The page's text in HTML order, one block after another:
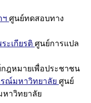
ฯ ศูนย์ทดสอบทาง
ะเกียรติ ศูนย์การแปล
ฎหมายเพื่อประชาชน
ณ์มหาวิทยาลัย ศูนย์
าวิทยาลัย